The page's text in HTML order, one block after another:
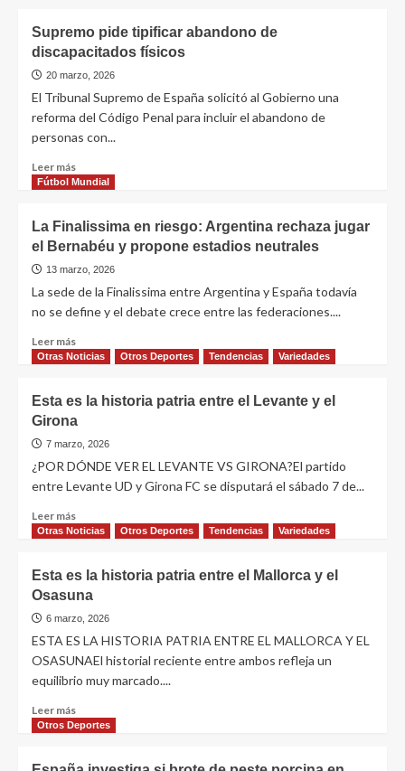
Supremo pide tipificar abandono de
discapacitados físicos
20 marzo, 2026
El Tribunal Supremo de España solicitó al Gobierno una
reforma del Código Penal para incluir el abandono de
personas con...
Leer más
Fútbol Mundial
La Finalissima en riesgo: Argentina rechaza jugar
el Bernabéu y propone estadios neutrales
13 marzo, 2026
La sede de la Finalissima entre Argentina y España todavía
no se define y el debate crece entre las federaciones....
Leer más
Otras Noticias Otros Deportes Tendencias Variedades
Esta es la historia patria entre el Levante y el
Girona
7 marzo, 2026
¿POR DÓNDE VER EL LEVANTE VS GIRONA?El partido
entre Levante UD y Girona FC se disputará el sábado 7 de...
Leer más
Otras Noticias Otros Deportes Tendencias Variedades
Esta es la historia patria entre el Mallorca y el
Osasuna
6 marzo, 2026
ESTA ES LA HISTORIA PATRIA ENTRE EL MALLORCA Y EL
OSASUNAEl historial reciente entre ambos refleja un
equilibrio muy marcado....
Leer más
Otros Deportes